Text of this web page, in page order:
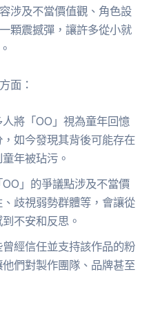
涉及不當價值觀、角色設
顆震撼彈，讓許多從小就
面：
人將「OO」視為童年回憶
如今發現其背後可能存在
年被玷污。
」的爭議點涉及不當價
歧視弱勢群體等，會讓從
不安和反思。
經信任並支持該作品的粉
們對製作團隊、品牌甚至